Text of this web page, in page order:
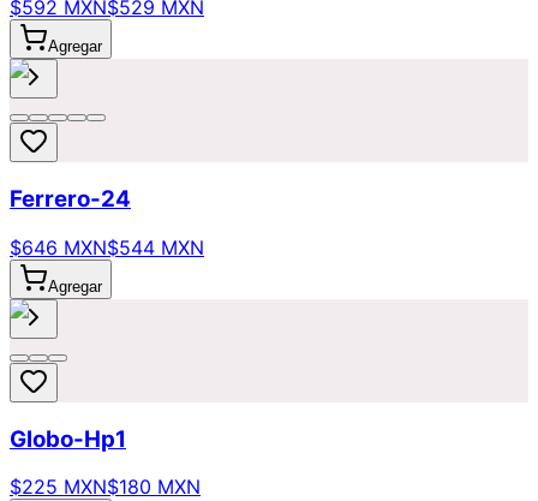
$592 MXN$529 MXN
Agregar
Ferrero-24
$646 MXN$544 MXN
Agregar
Globo-Hp1
$225 MXN$180 MXN